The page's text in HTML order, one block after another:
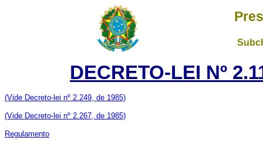
DECRETO-LEI Nº
(Vide Decreto-lei nº 2.249, de 1985)
(Vide Decreto-lei nº 2.267, de 1985)
Regulamento